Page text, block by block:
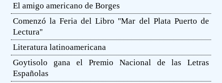
El amigo americano de Borges
Comenzó la Feria del Libro ''Mar del Plata Puerto de
Lectura''
Literatura latinoamericana
Goytisolo gana el Premio Nacional de las Letras
Españolas